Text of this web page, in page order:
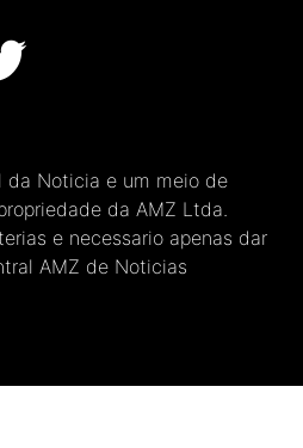
da Noticia e um meio de
da AMZ Ltda.
e necessario apenas dar
AMZ de Noticias